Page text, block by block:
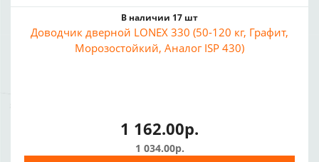
В наличии 17 шт
Доводчик дверной LONEX 330 (50-120 кг, Графит,
Морозостойкий, Аналог ISP 430)
1 162.00р.
1 034.00р.